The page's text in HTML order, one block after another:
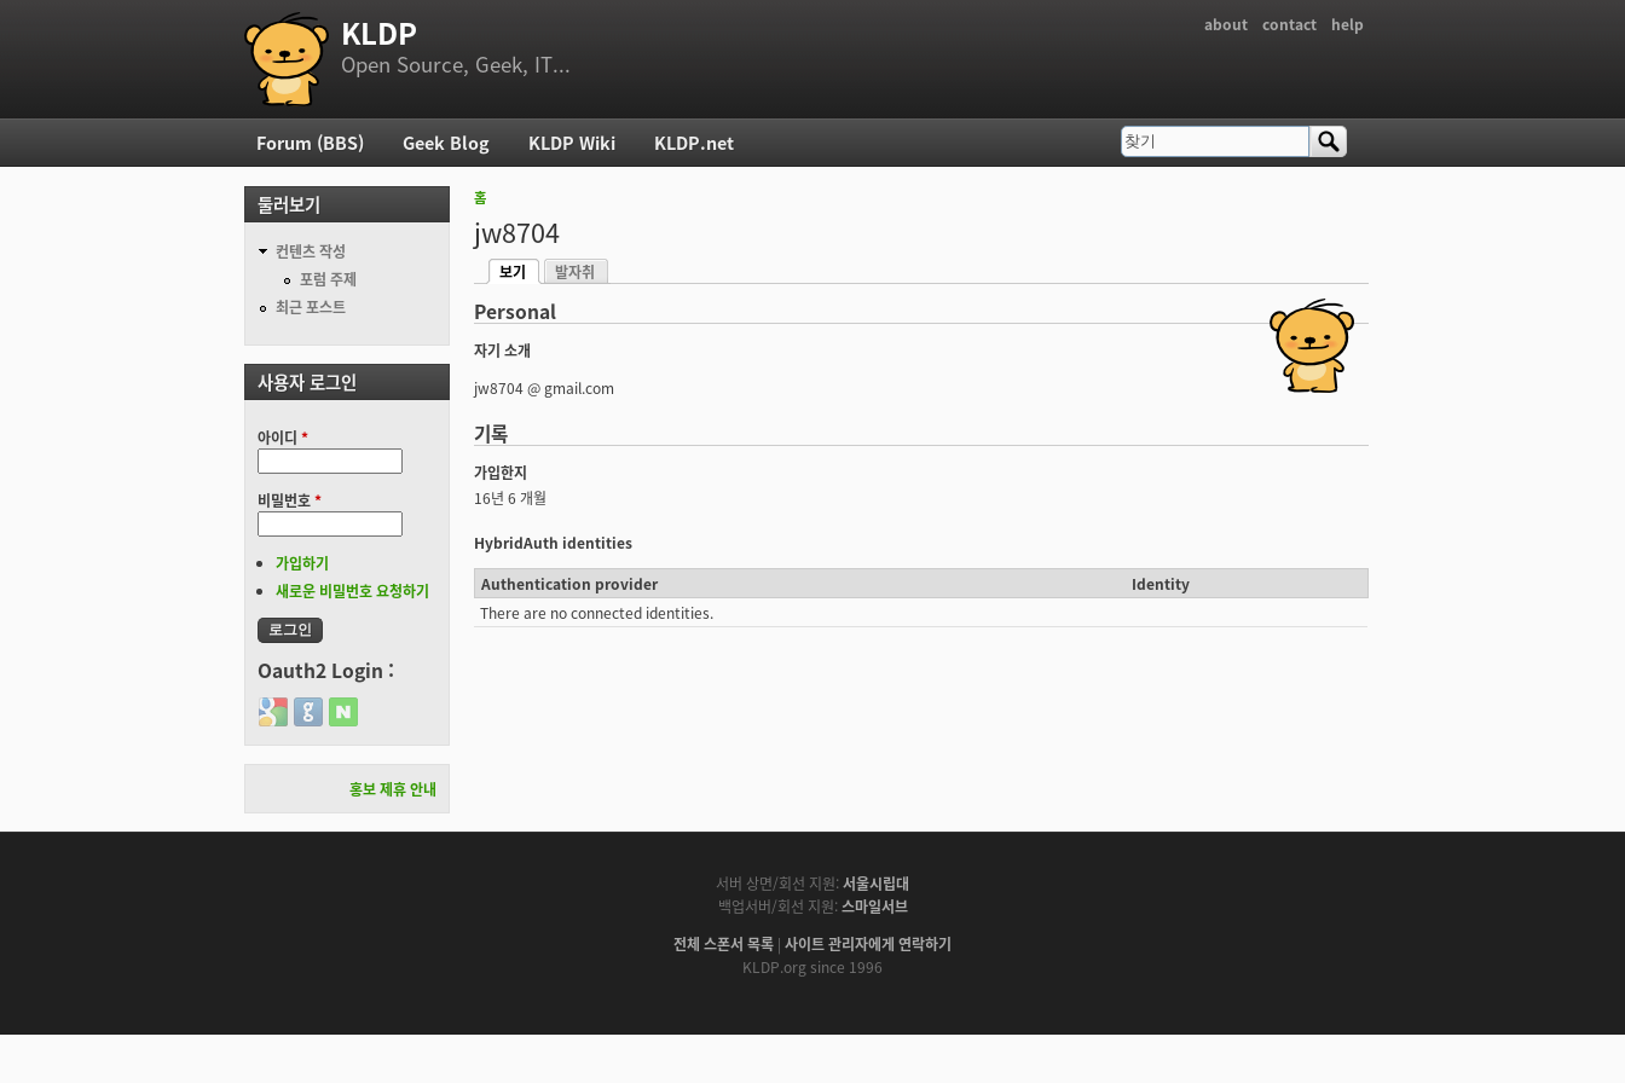
부 메뉴
about contact help
KLDP
Open Source, Geek, IT...
현재 위치
홈
jw8704
기본탭
보기
발자취
Personal
자기 소개
jw8704 @ gmail.com
기록
가입한지
16년 6 개월
HybridAuth identities
Authentication provider
Identity
There are no connected identities.
주 메뉴
Forum (BBS) Geek Blog KLDP Wiki KLDP.net 검색 폼
찾기
둘러보기
컨텐츠 작성
포럼 주제
최근 포스트
사용자 로그인
아이디 *
비밀번호*
가입하기
새로운 비밀번호 요청하기
Oauth2 Login :
Login with Google
Login with GitHub
Login with Naver
홍보 제휴 안내
서버 상면/회선 지원: 서울시립대
백업서버/회선 지원: 스마일서브
전체 스폰서 목록 | 사이트 관리자에게 연락하기
KLDP.org since 1996